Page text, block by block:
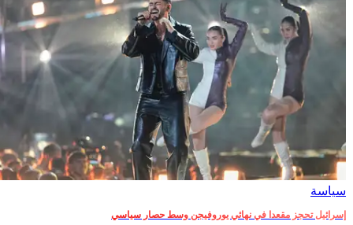
سياسة
إسرائيل تحجز مقعدا في نهائي يوروفيجن وسط حصار سياسي